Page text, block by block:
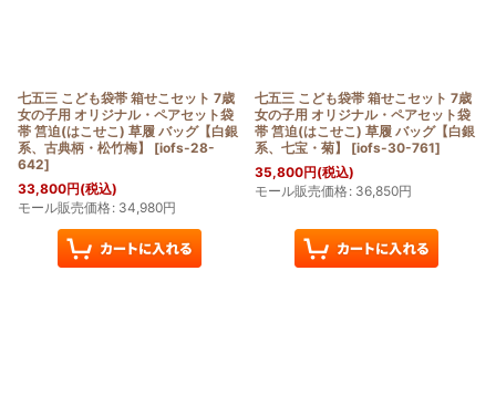
七五三 こども袋帯 箱せこセット 7歳
女の子用 オリジナル・ペアセット袋
帯 筥迫(はこせこ) 草履 バッグ【白銀
系、古典柄・松竹梅】
[iofs-28-
642]
33,800円(税込)
モール販売価格: 34,980円
七五三 こども袋帯 箱せこセット 7歳
女の子用 オリジナル・ペアセット袋
帯 筥迫(はこせこ) 草履 バッグ【白銀
系、七宝・菊】
[iofs-30-761]
35,800円(税込)
モール販売価格: 36,850円